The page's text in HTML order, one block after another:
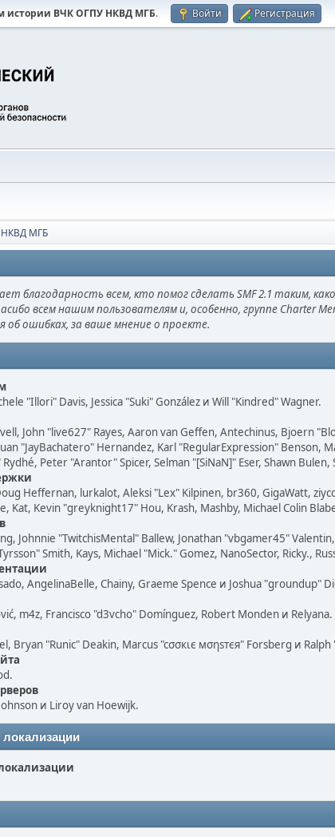
истории ВЧК ОГПУ НКВД МГБ. Войти Регистрация
МГБ
благодарность всем, кто помог сделать SMF 2.1 таким,
всем нашим пользователям и, особенно, группе Charter
об ошибках, за ваше мнение о проекте.
"Illori" Davis, Jessica "Suki" González и Will "Kindred" Wagner.
John "live627" Rayes, Aaron van Geffen, Antechinus, Bjoern
"JayBachatero" Hernandez, Karl "RegularExpression"
Rydhé, Peter "Arantor" Spicer, Selman "[SiNaN]" Eser, Shawn
Heffernan, lurkalot, Aleksi "Lex" Kilpinen, br360, GigaWatt,
Kat, Kevin "greyknight17" Hou, Krash, Mashby, Michael Colin
Johnnie "TwitchisMental" Ballew, Jonathan "vbgamer45"
Smith, Kays, Michael "Mick." Gomez, NanoSector, Ricky.,
AngelinaBelle, Chainy, Graeme Spence и Joshua "groundup"
m4z, Francisco "d3vcho" Domínguez, Robert Monden и Relyana.
Bryan "Runic" Deakin, Marcus "cσσкιє мσηѕтєя" Forsberg и
и Liroy van Hoewijk.